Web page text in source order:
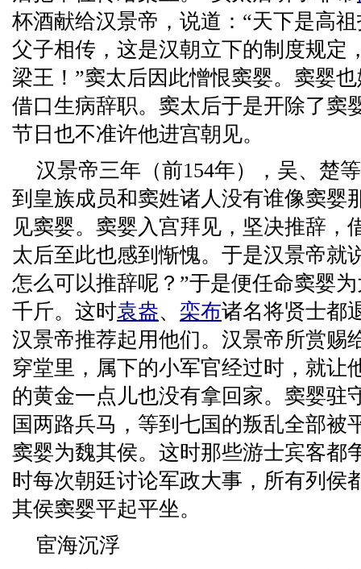
杯酒献给汉景帝，说道：“天下是高
父子相传，这是汉朝立下的制度规定
梁王！”窦太后因此憎恨窦婴。窦婴
借口生病辞职。窦太后于是开除了窦
节日也不准许他进宫朝见。
汉景帝三年（前154年），吴、楚
到皇族成员和窦姓诸人没有谁像窦婴
见窦婴。窦婴入宫拜见，坚决推辞，
太后至此也感到惭愧。于是汉景帝就
怎么可以推辞呢？”于是便任命窦婴
千斤。这时袁盎、 栾布诸名将贤士都
汉景帝推荐起用他们。汉景帝所赏赐
穿堂里，属下的小军官经过时，就让
的黄金一点儿也没有拿回家。窦婴驻
国两路兵马，等到七国的叛乱全部被
窦婴为魏其侯。这时那些游士宾客都
时每次朝廷讨论军政大事，所有列侯
其侯窦婴平起平坐。
宦海沉浮